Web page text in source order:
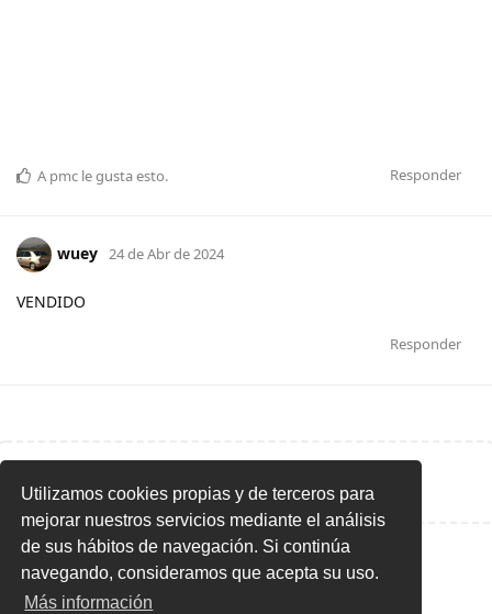
Utilizamos cookies propias y de terceros para
mejorar nuestros servicios mediante el análisis
de sus hábitos de navegación. Si continúa
navegando, consideramos que acepta su uso.
Más información
Responder
A pmc le gusta esto.
wuey 24 de Abr de 2024
VENDIDO
Responder